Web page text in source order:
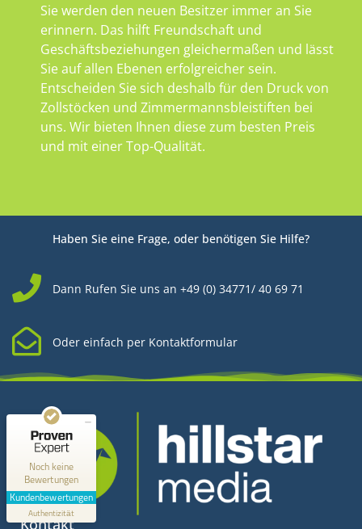
Sie werden den neuen Besitzer immer an Sie
erinnern. Das hilft Freundschaft und
Geschäftsbeziehungen gleichermaßen und lässt
Sie auf allen Ebenen erfolgreicher sein.
Entscheiden Sie sich deshalb für den Druck von
Zollstöcken und Zimmermannsbleistiften bei
uns. Wir bieten Ihnen diese zum besten Preis
und mit einer Top-Qualität.
Haben Sie eine Frage, oder benötigen Sie Hilfe?
Dann Rufen Sie uns an +49 (0) 34771/ 40 69 71
Oder einfach per Kontaktformular
Kontakt
Noch keine
Bewertungen
Kundenbewertungen
Authentizität
Kundenbewertungen und Erfahrungen zu
MANGELHAFT
0,00 / 5,00
Erfahren Sie mehr über dieses Bewertungssiegel
Profil ansehen